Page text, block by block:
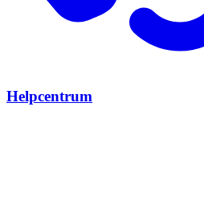
Helpcentrum